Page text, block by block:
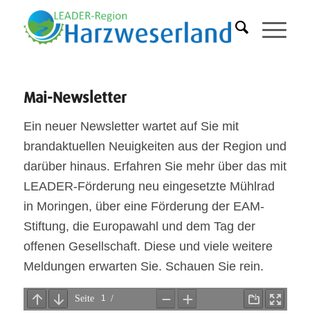
Mai-Newsletter
Ein neuer Newsletter wartet auf Sie mit
brandaktuellen Neuigkeiten aus der Region und
darüber hinaus. Erfahren Sie mehr über das mit
LEADER-Förderung neu eingesetzte Mühlrad
in Moringen, über eine Förderung der EAM-
Stiftung, die Europawahl und dem Tag der
offenen Gesellschaft. Diese und viele weitere
Meldungen erwarten Sie. Schauen Sie rein.